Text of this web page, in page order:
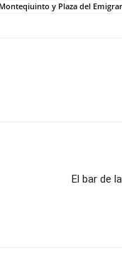
y Plaza del
El bar de